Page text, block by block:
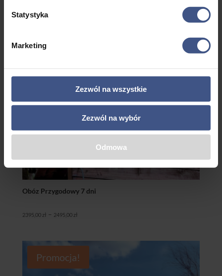
Statystyka
Marketing
Zezwól na wszystkie
Zezwól na wybór
Odmowa
Promocja!
Obóz Przygodowy 7 dni
2395,00 zł – 2495,00 zł Zakres
2395,00 zł
do
2495,00 zł
Promocja!